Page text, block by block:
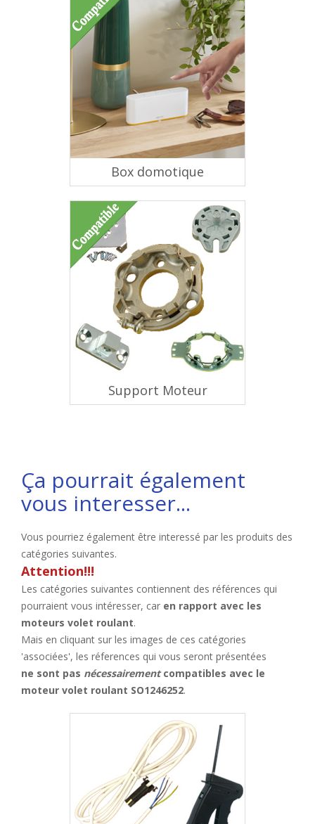
Box domotique
Support Moteur
Ça pourrait également
vous interesser...
Vous pourriez également être interessé par les produits des
catégories suivantes.
Attention!!!
Les catégories suivantes contiennent des références qui
pourraient vous intéresser, car en rapport avec les
moteurs volet roulant.
Mais en cliquant sur les images de ces catégories
'associées', les réferences qui vous seront présentées
ne sont pas nécessairementcompatibles avec le
moteur volet roulant SO1246252.